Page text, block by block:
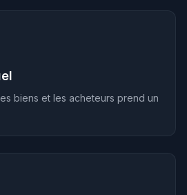
biens et les acheteurs prend un